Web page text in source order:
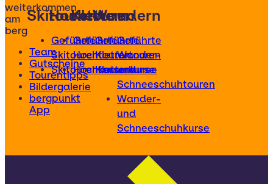
weiterkommen
am
berg
Team
Gutscheine
Tourentipps
Bildergalerie
bergpunkt
App
Skitouren
Geführte
Skitouren
Skitourenkurse
Hochtouren
Geführte
Hochtouren
Hochtourenkurse
Klettern
Geführte
Klettertouren
Kletterkurse
Wandern
Geführte
Wander-
und
Schneeschuhtouren
Wander-
und
Schneeschuhkurse